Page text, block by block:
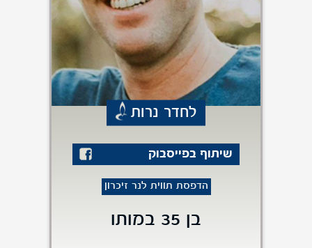
לחדר נרות
שיתוף בפייסבוק
הדפסת תווית לנר זיכרון
בן 35 במותו